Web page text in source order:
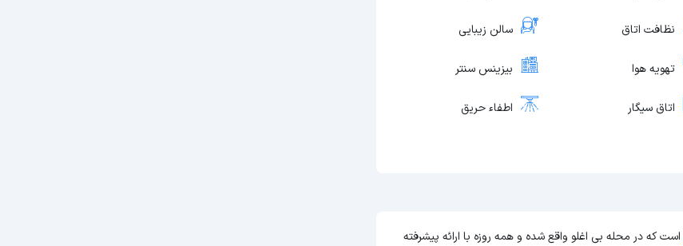
نظافت اتاق سالن زیبایی
تهویه هوا بیزینس سنتر
اتاق سیگار اطفاء حریق
است که در محله بی اغلو واقع شده و همه روزه با ارائه پیشرفته